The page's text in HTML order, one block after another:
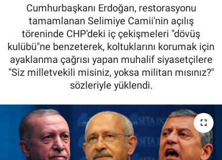
Cumhurbaşkanı Erdoğan, restorasyonu
tamamlanan Selimiye Camii'nin açılış
töreninde CHP'deki iç çekişmeleri "dövüş
kulübü"ne benzeterek, koltuklarını korumak için
ayaklanma çağrısı yapan muhalif siyasetçilere
"Siz milletvekili misiniz, yoksa militan mısınız?"
sözleriyle yüklendi.